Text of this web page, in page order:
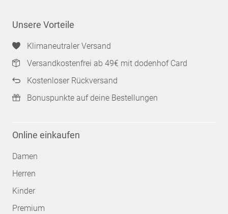
Unsere Vorteile
Klimaneutraler Versand
Versandkostenfrei ab 49€ mit dodenhof Card
Kostenloser Rückversand
Bonuspunkte auf deine Bestellungen
Online einkaufen
Damen
Herren
Kinder
Premium